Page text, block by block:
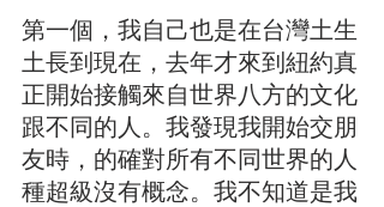
第一個，我自己也是在台灣土生
土長到現在，去年才來到紐約真
正開始接觸來自世界八方的文化
跟不同的人。我發現我開始交朋
友時，的確對所有不同世界的人
種超級沒有概念。我不知道是我